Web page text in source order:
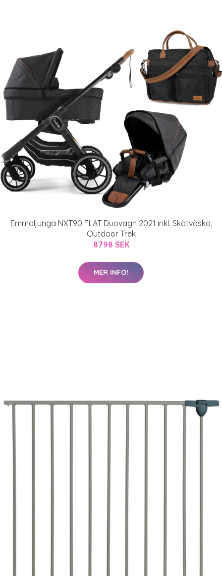
Emmaljunga NXT90 FLAT Duovagn 2021 inkl. Skötväska,
Outdoor Trek
8798 SEK
MER INFO!